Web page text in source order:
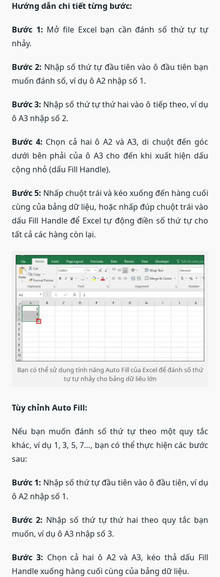
Hướng dẫn chi tiết từng bước:
Bước 1: Mở file Excel bạn cần đánh số thứ tự tự
nhảy.
Bước 2: Nhập số thứ tự đầu tiên vào ô đầu tiên bạn
muốn đánh số, ví dụ ô A2 nhập số 1.
Bước 3: Nhập số thứ tự thứ hai vào ô tiếp theo, ví dụ
ô A3 nhập số 2.
Bước 4: Chọn cả hai ô A2 và A3, di chuột đến góc
dưới bên phải của ô A3 cho đến khi xuất hiện dấu
cộng nhỏ (dấu Fill Handle).
Bước 5: Nhấp chuột trái và kéo xuống đến hàng cuối
cùng của bảng dữ liệu, hoặc nhấp đúp chuột trái vào
dấu Fill Handle để Excel tự động điền số thứ tự cho
tất cả các hàng còn lại.
Bạn có thể sử dụng tính năng Auto Fill của Excel để đánh số thứ
tự tự nhảy cho bảng dữ liệu lớn
Tùy chỉnh Auto Fill:
Nếu bạn muốn đánh số thứ tự theo một quy tắc
khác, ví dụ 1, 3, 5, 7…, bạn có thể thực hiện các bước
sau:
Bước 1: Nhập số thứ tự đầu tiên vào ô đầu tiên, ví dụ
ô A2 nhập số 1.
Bước 2: Nhập số thứ tự thứ hai theo quy tắc bạn
muốn, ví dụ ô A3 nhập số 3.
Bước 3: Chọn cả hai ô A2 và A3, kéo thả dấu Fill
Handle xuống hàng cuối cùng của bảng dữ liệu.